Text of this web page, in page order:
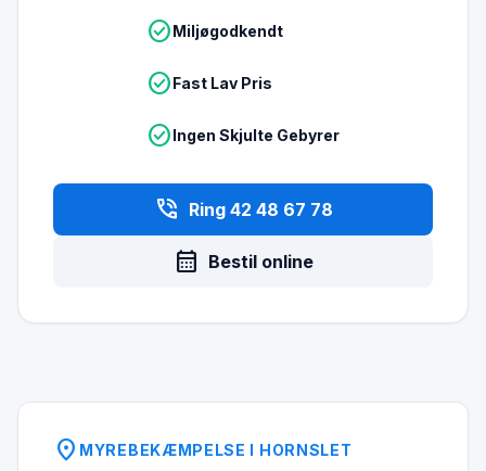
check_circleMiljøgodkendt
check_circleFast Lav Pris
check_circleIngen Skjulte Gebyrer
phone_in_talk Ring 42 48 67 78
calendar_month Bestil online
location_on MYREBEKÆMPELSE I HORNSLET